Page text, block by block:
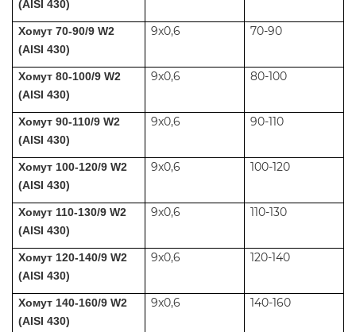
(AISI 430)
Хомут 70-90/9 W2
(AISI 430)
9x0,6 70-90
Хомут 80-100/9 W2
(AISI 430)
9x0,6 80-100
Хомут 90-110/9 W2
(AISI 430)
9x0,6 90-110
Хомут 100-120/9 W2
(AISI 430)
9x0,6 100-120
Хомут 110-130/9 W2
(AISI 430)
9x0,6 110-130
Хомут 120-140/9 W2
(AISI 430)
9x0,6 120-140
Хомут 140-160/9 W2
(AISI 430)
9x0,6 140-160